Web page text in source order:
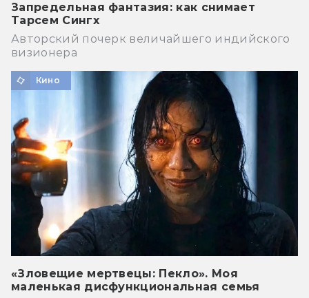
Запредельная фантазия: как снимает
Тарсем Сингх
Авторский почерк величайшего индийского
визионера
Кино
«Зловещие мертвецы: Пекло». Моя
маленькая дисфункциональная семья